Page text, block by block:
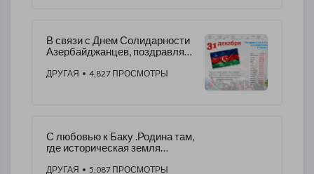
В связи с Днем Солидарности
Азербайджанцев, поздравляю
ДРУГАЯ • 4,827 ПРОСМОТРЫ
С любовью к Баку .Родина там,
где историческая земля
кровь!--
ДРУГАЯ • 5,087 ПРОСМОТРЫ